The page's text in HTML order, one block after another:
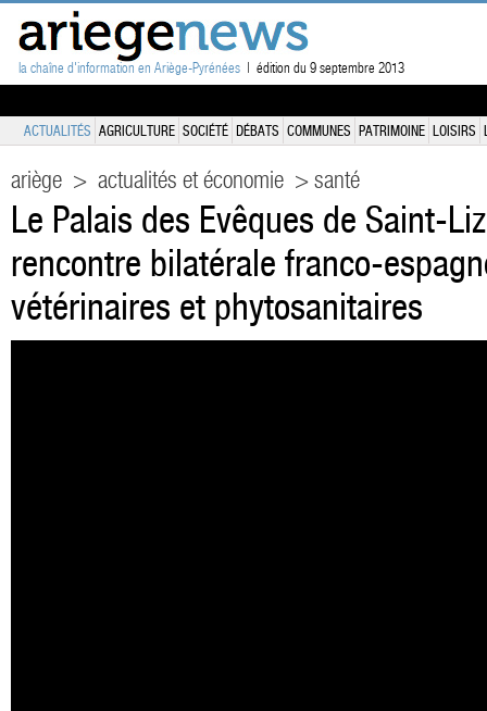
la chaîne d'information en Ariège-Pyrénées | édition du 9 septembre 2013
ACTUALITÉS AGRICULTURE SOCIÉTÉ DÉBATS COMMUNES PATRIMOINE LOISIRS
ariège > actualités et économie > santé
Le Palais des Evêques de Saint-
rencontre bilatérale franco-
vétérinaires et phytosanitaires